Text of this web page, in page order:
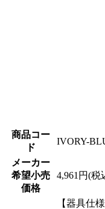
商品コー
ド
IVORY-
メーカー
希望小売
価格
4,961円(税
【器具仕様